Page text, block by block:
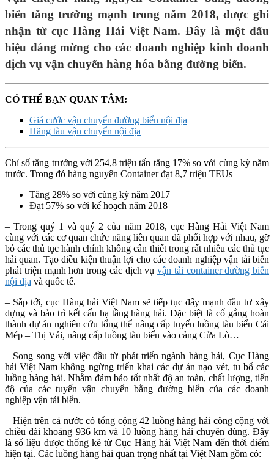
biển tăng trưởng mạnh trong năm 2018, được ghi
nhận từ cục Hàng Hải Việt Nam. Đây là một dấu
hiệu đáng mừng cho các doanh nghiệp kinh doanh
dịch vụ vận chuyển hàng hóa bằng đường biển.
CÓ THỂ BẠN QUAN TÂM:
Giá cước vận chuyển đường biển nội địa
Hãng tàu vận chuyển nội địa
Chỉ số tăng trưởng với 254,8 triệu tấn tăng 17% so với cùng kỳ năm
trước. Trong đó hàng nguyên Container đạt 8,7 triệu TEUs
Tăng 28% so với cùng kỳ năm 2017
Đạt 57% so với kế hoạch năm 2018
– Trong quý 1 và quý 2 của năm 2018, cục Hàng Hải Việt Nam
cùng với các cơ quan chức năng liên quan đã phối hợp với nhau, gỡ
bỏ các thủ tục hành chính không cân thiết trong rất nhiều các thủ tục
hải quan. Tạo điều kiện thuận lợi cho các doanh nghiệp vận tải biển
phát triện mạnh hơn trong các dịch vụ vận tải container đường biển
nội địa và quốc tế.
– Sắp tới, cục Hàng hải Việt Nam sẽ tiếp tục đẩy mạnh đầu tư xây
dựng và bảo trì kết cấu hạ tầng hàng hải. Đặc biệt là cố gắng hoàn
thành dự án nghiên cứu tổng thể nâng cấp tuyến luồng tàu biển Cái
Mép – Thị Vải, nâng cấp luồng tàu biển vào cảng Cửa Lò…
– Song song với việc đầu từ phát triển ngành hàng hải, Cục Hàng
hải Việt Nam không ngừng triển khai các dự án nạo vét, tu bổ các
luồng hàng hải. Nhằm đảm bảo tốt nhất độ an toàn, chất lượng, tiến
độ của các tuyến vận chuyển bằng đường biển của các doanh
nghiệp vận tải biển.
– Hiện trên cả nước có tổng cộng 42 luồng hàng hải công cộng với
chiều dài khoảng 936 km và 10 luồng hàng hải chuyên dùng. Đây
là số liệu được thống kê từ Cục Hàng hải Việt Nam đến thời điểm
hiện tại. Các luồng hàng hải quan trọng nhất tại Việt Nam gồm có: